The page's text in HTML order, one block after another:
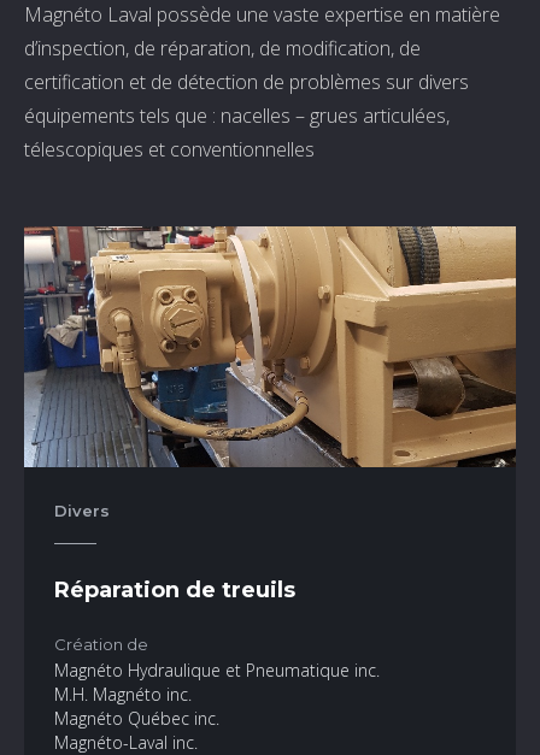
Magnéto Laval possède une vaste expertise en matière
d’inspection, de réparation, de modification, de
certification et de détection de problèmes sur divers
équipements tels que : nacelles – grues articulées,
télescopiques et conventionnelles
Divers
Réparation de treuils
Création de
Magnéto Hydraulique et Pneumatique inc.
M.H. Magnéto inc.
Magnéto Québec inc.
Magnéto-Laval inc.